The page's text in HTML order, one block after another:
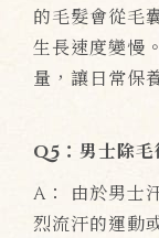
的毛髮會從毛
生長速度變慢
量，讓日常保
Q5：男士除毛
A： 由於男士
烈流汗的運動